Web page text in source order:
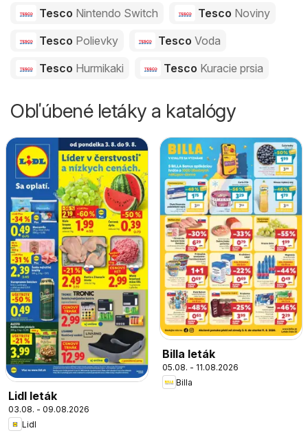
Tesco Nintendo Switch Tesco Noviny
Tesco Polievky Tesco Voda
Tesco Hurmikaki Tesco Kuracie prsia
Obľúbené letáky a katalógy
Lidl leták
03.08. - 09.08.2026
Lidl
Billa leták
05.08. - 11.08.2026
Billa